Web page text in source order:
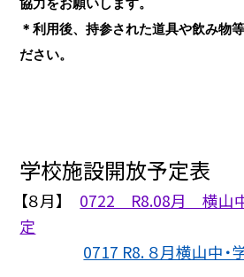
協力をお願いします。
＊利用後、持参された道具や飲み物
ださい。
学校施設開放予定表
【８月】 0722 R8.08月 横山中
定
0717 R8. ８月横山中